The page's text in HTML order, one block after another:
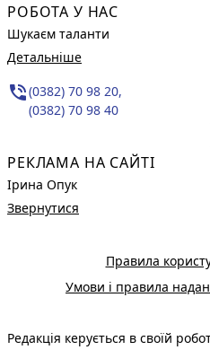
РОБОТА У НАС
Шукаєм таланти
Детальніше
phone_in_talk(0382) 70 98 20,
(0382) 70 98 40
РЕКЛАМА НА САЙТІ
Ірина Опук
Звернутися
Правила
Умови і правила
Редакція керується в своїй